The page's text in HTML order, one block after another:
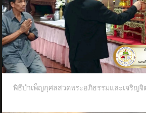
พิธีบำเพ็ญกุศลสวดพระอภิธรรมและเจริญจิ